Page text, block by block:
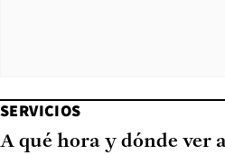
SERVICIOS
A qué hora y dónde ver